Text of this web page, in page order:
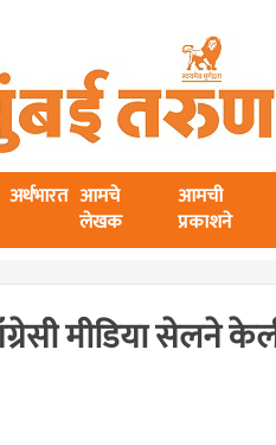
अर्थभारत आमचे
लेखक
आमची
प्रकाशने
मीडिया सेलने